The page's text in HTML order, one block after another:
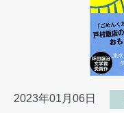
2023年01月06日